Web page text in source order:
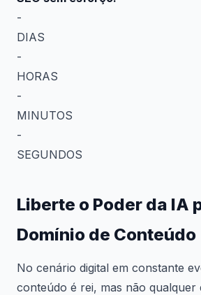
-
DIAS
-
HORAS
-
MINUTOS
-
SEGUNDOS
Liberte o Poder da IA
Domínio de Conteúdo
No cenário digital em constante
conteúdo é rei, mas não qualquer